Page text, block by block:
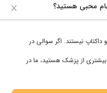
محبی هستید؟
داکتاپ نیستند. اگر سوالی در
بیشتری از پزشک هستید، ما در